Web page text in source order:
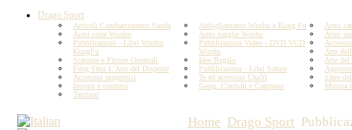
Drago Sport
Articoli Combattimento Sanda Abbigliamento Wushu e Kung Fu
Armi
Armi corte Wushu
Armi lunghe Wushu
Armi
Pubblicazioni - Libri Wushu
KungFu
Pubblicazioni Video - DVD VCD
Wushu
Arte
Statuine e Pitture Orientali
Idee Regalo
Arte del
Feng Shui L'Arte del Disporre
Pubblicazioni - Libri Salute
Accessori magnetici
Te ed accessori ChaYi
Sfere
Incensi e cosmesi
Gong, Cimbali e Campane
Musica
Tamburi
Home Drago Sport